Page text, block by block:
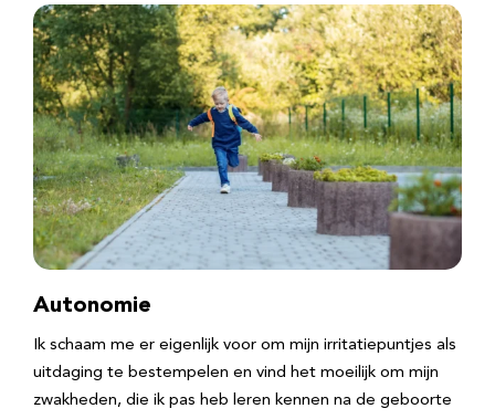
Autonomie
Ik schaam me er eigenlijk voor om mijn irritatiepuntjes als
uitdaging te bestempelen en vind het moeilijk om mijn
zwakheden, die ik pas heb leren kennen na de geboorte